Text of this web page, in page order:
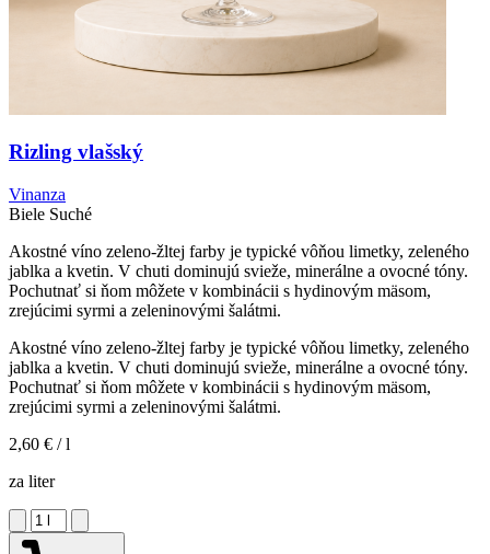
Rizling vlašský
Vinanza
Biele Suché
Akostné víno zeleno-žltej farby je typické vôňou limetky, zeleného
jablka a kvetin. V chuti dominujú svieže, minerálne a ovocné tóny.
Pochutnať si ňom môžete v kombinácii s hydinovým mäsom,
zrejúcimi syrmi a zeleninovými šalátmi.
Akostné víno zeleno-žltej farby je typické vôňou limetky, zeleného
jablka a kvetin. V chuti dominujú svieže, minerálne a ovocné tóny.
Pochutnať si ňom môžete v kombinácii s hydinovým mäsom,
zrejúcimi syrmi a zeleninovými šalátmi.
2,60 € / l
za liter